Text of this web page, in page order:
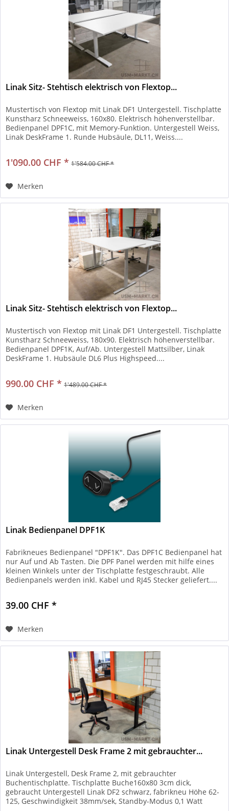
Linak Sitz- Stehtisch elektrisch von Flextop...
Mustertisch von Flextop mit Linak DF1 Untergestell. Tischplatte
Kunstharz Schneeweiss, 160x80. Elektrisch höhenverstellbar.
Bedienpanel DPF1C, mit Memory-Funktion. Untergestell Weiss,
Linak DeskFrame 1. Runde Hubsäule, DL11, Weiss....
1'090.00 CHF * 1'584.00 CHF *
Merken
Linak Sitz- Stehtisch elektrisch von Flextop...
Mustertisch von Flextop mit Linak DF1 Untergestell. Tischplatte
Kunstharz Schneeweiss, 180x90. Elektrisch höhenverstellbar.
Bedienpanel DPF1K, Auf/Ab. Untergestell Mattsilber, Linak
DeskFrame 1. Hubsäule DL6 Plus Highspeed....
990.00 CHF * 1'489.00 CHF *
Merken
Linak Bedienpanel DPF1K
Fabrikneues Bedienpanel "DPF1K". Das DPF1C Bedienpanel hat
nur Auf und Ab Tasten. Die DPF Panel werden mit hilfe eines
kleinen Winkels unter der Tischplatte festgeschraubt. Alle
Bedienpanels werden inkl. Kabel und RJ45 Stecker geliefert....
39.00 CHF *
Merken
Linak Untergestell Desk Frame 2 mit gebrauchter...
Linak Untergestell, Desk Frame 2, mit gebrauchter
Buchentischplatte. Tischplatte Buche160x80 3cm dick,
gebraucht Untergestell Linak DF2 schwarz, fabrikneu Höhe 62-
125, Geschwindigkeit 38mm/sek, Standby-Modus 0,1 Watt